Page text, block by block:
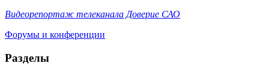
Видеорепортаж телеканала Доверие САО
Форумы и конференции
Разделы